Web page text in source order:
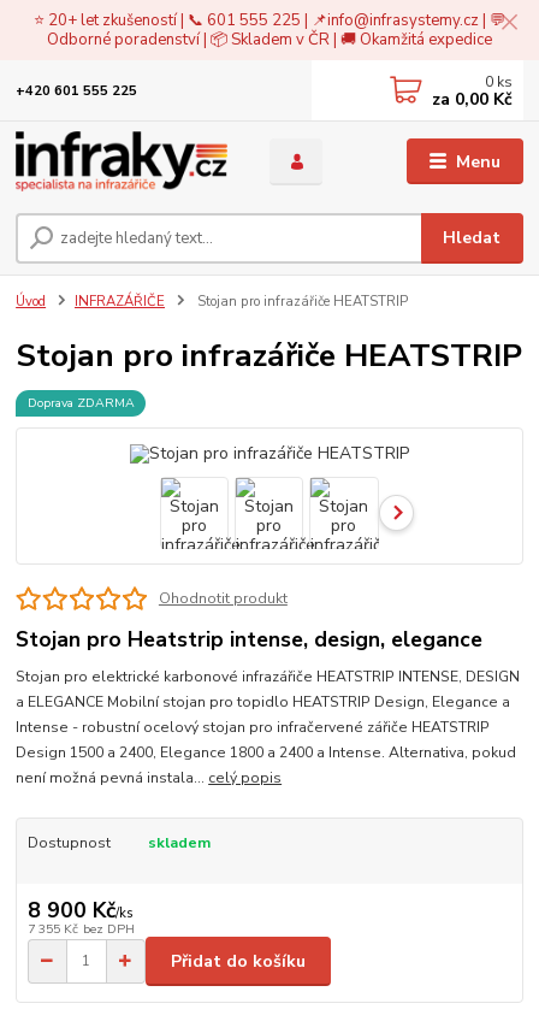
⭐ 20+ let zkušeností | 📞 601 555 225 | 📌info@infrasystemy.cz| 💬
Odborné poradenství | 📦 Skladem v ČR | 🚚 Okamžitá expedice
Menu
Hledat
+420 601 555 225 0 ks
za 0,00 Kč
Úvod INFRAZÁŘIČE Stojan pro infrazářiče HEATSTRIP
Stojan pro infrazářiče HEATSTRIP
Doprava ZDARMA
Ohodnotit produkt
Stojan pro Heatstrip intense, design, elegance
Stojan pro elektrické karbonové infrazářiče HEATSTRIP INTENSE, DESIGN
a ELEGANCE Mobilní stojan pro topidlo HEATSTRIP Design, Elegance a
Intense - robustní ocelový stojan pro infračervené zářiče HEATSTRIP
Design 1500 a 2400, Elegance 1800 a 2400 a Intense. Alternativa, pokud
není možná pevná instala... celý popis
Dostupnost skladem
8 900 Kč/ks
7 355 Kč bez DPH
Přidat do košíku